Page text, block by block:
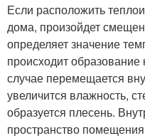
Если расположить
дома, произойдет
определяет значение
происходит
случае перемещается
увеличится влажность,
образуется плесень.
пространство